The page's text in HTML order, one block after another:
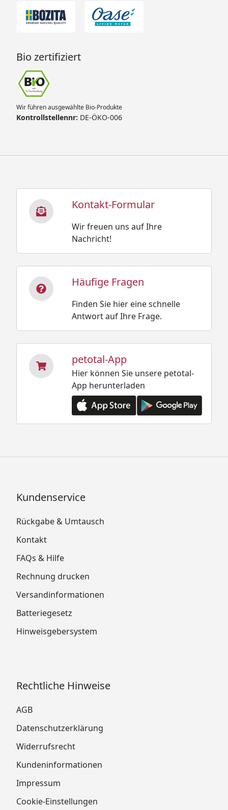
Bio zertifiziert
Wir führen ausgewählte Bio-Produkte
Kontrollstellennr: DE-ÖKO-006
Kontakt-Formular
Wir freuen uns auf Ihre
Nachricht!
Häufige Fragen
Finden Sie hier eine schnelle
Antwort auf Ihre Frage.
petotal-App
Hier können Sie unsere petotal-
App herunterladen
Kundenservice
Rückgabe & Umtausch
Kontakt
FAQs & Hilfe
Rechnung drucken
Versandinformationen
Batteriegesetz
Hinweisgebersystem
Rechtliche Hinweise
AGB
Datenschutzerklärung
Widerrufsrecht
Kundeninformationen
Impressum
Cookie-Einstellungen